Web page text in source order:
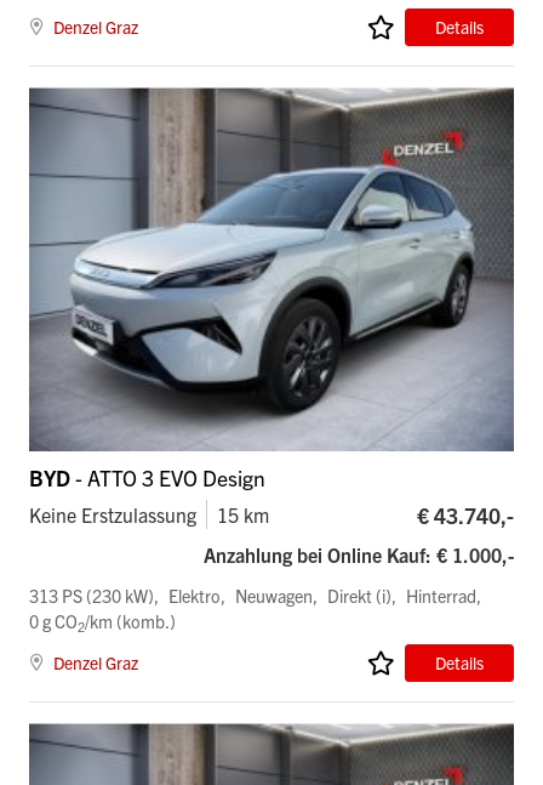
Denzel Graz
Details
BYD- ATTO 3 EVO Design
Keine Erstzulassung 15 km € 43.740,-
Anzahlung bei Online Kauf: € 1.000,-
313 PS (230 kW) Elektro Neuwagen Direkt (i)
Hinterrad
0 g CO2/km (komb.)
Denzel Graz
Details